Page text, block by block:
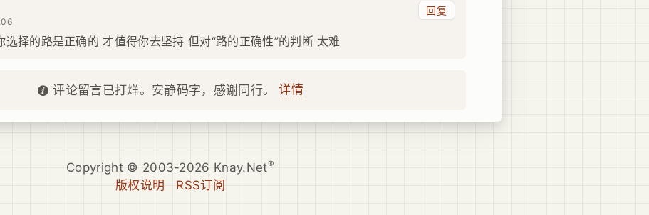
回复
选择的路是正确的 才值得你去坚持 但对“路的正确性”的判断 太难
评论留言已打烊。安静码字，感谢同行。 详情
Copyright © 2003-2026 Knay.Net®
版权说明 RSS订阅